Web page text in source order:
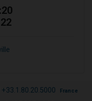
+33.1.80.20.5000 France